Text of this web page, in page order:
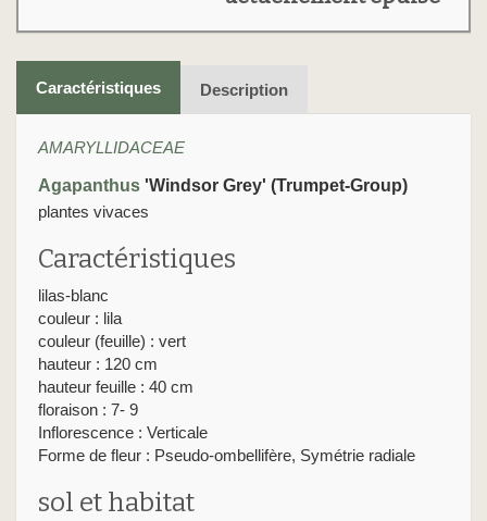
Caractéristiques Description
AMARYLLIDACEAE
Agapanthus 'Windsor Grey' (Trumpet-Group)
plantes vivaces
Caractéristiques
lilas-blanc
couleur : lila
couleur (feuille) : vert
hauteur : 120 cm
hauteur feuille : 40 cm
floraison : 7- 9
Inflorescence : Verticale
Forme de fleur : Pseudo-ombellifère, Symétrie radiale
sol et habitat